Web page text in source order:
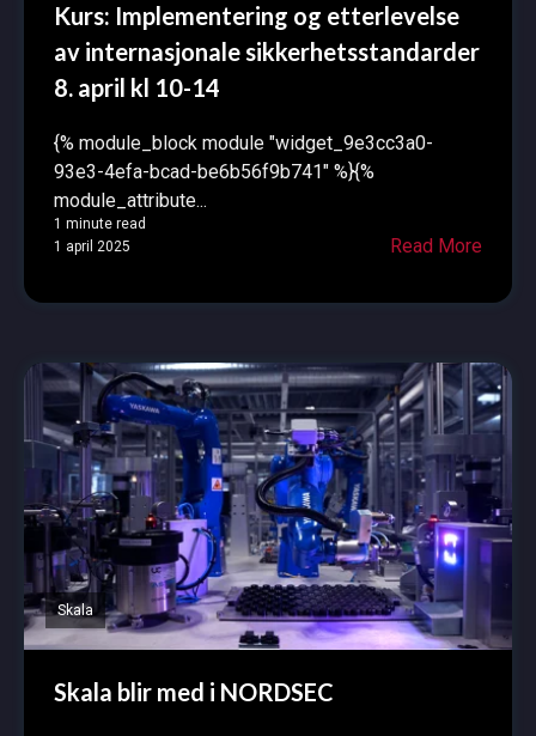
Kurs: Implementering og etterlevelse
av internasjonale sikkerhetsstandarder
8. april kl 10-14
{% module_block module "widget_9e3cc3a0-
93e3-4efa-bcad-be6b56f9b741" %}{%
module_attribute...
1 minute read
1 april 2025
Read More
Skala
Skala blir med i NORDSEC